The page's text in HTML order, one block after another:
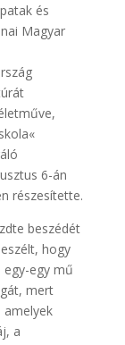
és
Magyar
6-án
részesítette.
beszédét
hogy
egy-egy mű
mert
a